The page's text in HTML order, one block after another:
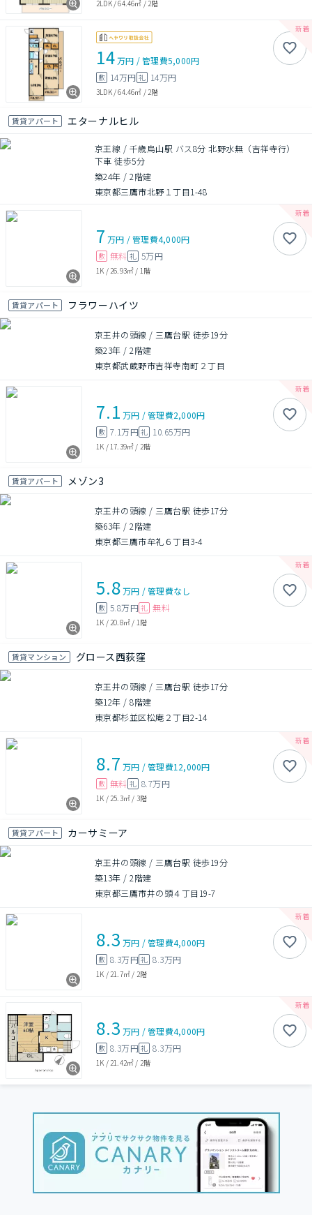
2LDK/64.46㎡ /2階
14万円 /管理費5,000円
敷 14万円 礼 14万円
3LDK/64.46㎡ /2階
賃貸アパート エターナルヒル
京王線 / 千歳烏山駅 バス8分 北野水無（吉祥寺行）
下車 徒歩5分
築24年 /2階建
東京都三鷹市北野１丁目1-48
7 万円 /管理費4,000円
敷 無料 礼 5万円
1K / 26.93㎡ / 1階
賃貸アパート フラワーハイツ
京王井の頭線 / 三鷹台駅 徒歩19分
築23年 /2階建
東京都武蔵野市吉祥寺南町２丁目
7.1 万円 /管理費2,000円
敷 7.1万円礼 10.65万円
1K / 17.39㎡ / 2階
賃貸アパート メゾン3
京王井の頭線 / 三鷹台駅 徒歩17分
築63年 /2階建
東京都三鷹市牟礼６丁目3-4
5.8万円 /管理費なし
敷 5.8万円 礼 無料
1K / 20.8㎡ / 1階
賃貸マンション グロース西荻窪
京王井の頭線 / 三鷹台駅 徒歩17分
築12年 /8階建
東京都杉並区松庵２丁目2-14
8.7 万円 /管理費12,000円
敷 無料 礼 8.7万円
1K / 25.3㎡ / 3階
賃貸アパート カーサミーア
京王井の頭線 / 三鷹台駅 徒歩19分
築13年 /2階建
東京都三鷹市井の頭４丁目19-7
8.3 万円 /管理費4,000円
敷 8.3万円礼 8.3万円
1K / 21.7㎡ / 2階
8.3 万円 /管理費4,000円
敷 8.3万円礼 8.3万円
1K / 21.42㎡ / 2階